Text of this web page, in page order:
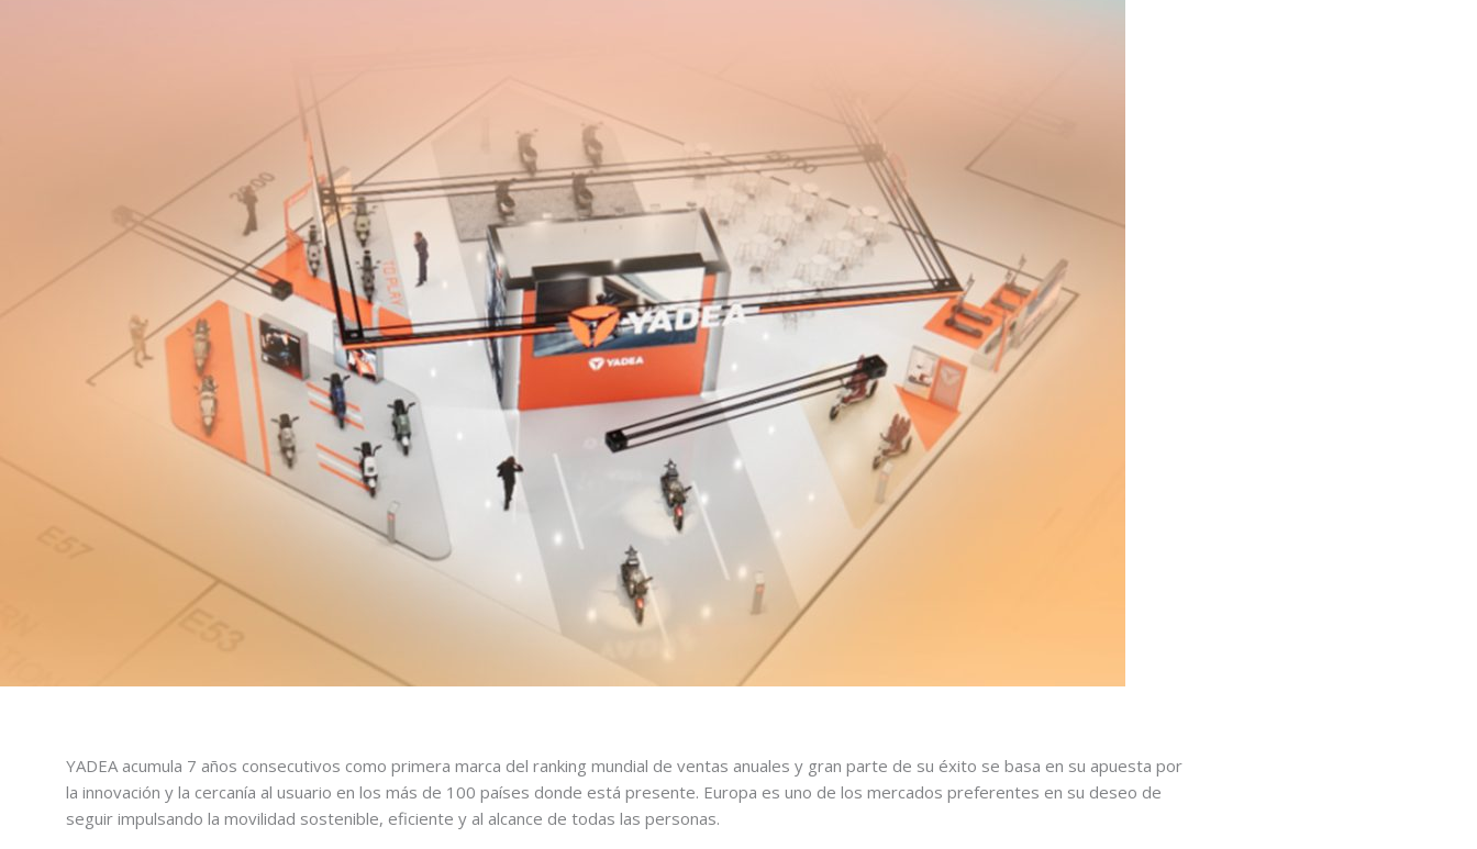
YADEA acumula 7 años consecutivos como primera marca del ranking mundial de ventas anuales y gran parte de su éxito se basa en su apuesta por
la innovación y la cercanía al usuario en los más de 100 países donde está presente. Europa es uno de los mercados preferentes en su deseo de
seguir impulsando la movilidad sostenible, eficiente y al alcance de todas las personas.